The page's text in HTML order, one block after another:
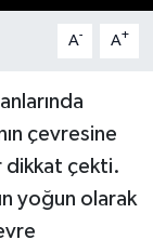
A- A+
çevresine
dikkat çekti.
yoğun olarak